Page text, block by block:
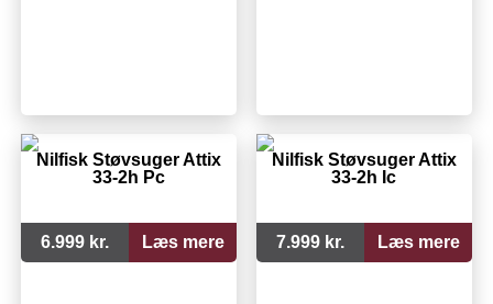
Nilfisk Støvsuger Attix
33-2h Pc
6.999 kr. Læs mere
Nilfisk Støvsuger Attix
33-2h Ic
7.999 kr. Læs mere